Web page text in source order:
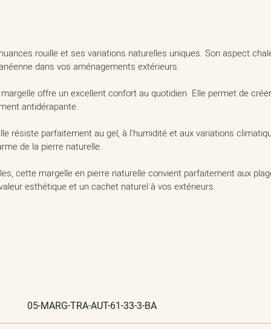
rouille et ses variations naturelles uniques. Son aspect
dans vos aménagements extérieurs.
offre un excellent confort au quotidien. Elle permet de
antidérapante.
résiste parfaitement au gel, à l’humidité et aux variations
de la pierre naturelle.
cette margelle en pierre naturelle convient parfaitement aux
esthétique et un cachet naturel à vos extérieurs.
05-MARG-TRA-AUT-61-33-3-BA